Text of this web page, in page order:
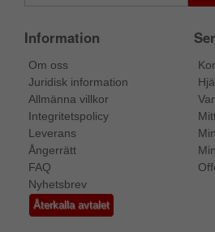
Information
Om oss
Juridisk information
Allmänna villkor
Integritetspolicy
Leverans
Ångerrätt
FAQ
Nyhetsbrev
Återkalla avtalet